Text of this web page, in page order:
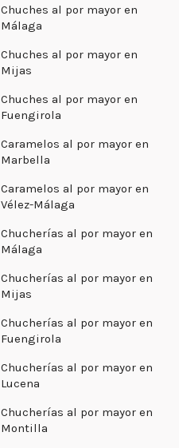
Chuches al por mayor en
Málaga
Chuches al por mayor en
Mijas
Chuches al por mayor en
Fuengirola
Caramelos al por mayor en
Marbella
Caramelos al por mayor en
Vélez-Málaga
Chucherías al por mayor en
Málaga
Chucherías al por mayor en
Mijas
Chucherías al por mayor en
Fuengirola
Chucherías al por mayor en
Lucena
Chucherías al por mayor en
Montilla